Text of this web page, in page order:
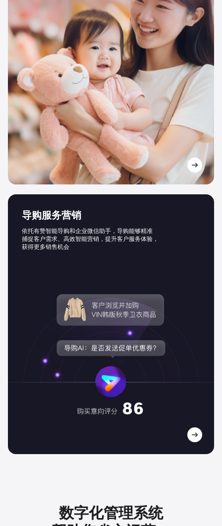
导购服务营销
依托有赞智能导购和企业微信助手，导购能够精准
捕捉客户需求、高效智能营销，提升客户服务体验，
获得更多销售机会
数字化管理系统